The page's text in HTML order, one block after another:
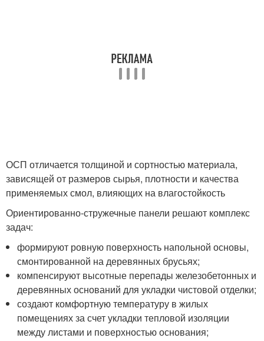
ОСП отличается толщиной и сортностью материала,
зависящей от размеров сырья, плотности и качества
применяемых смол, влияющих на влагостойкость
Ориентированно-стружечные панели решают комплекс
задач:
формируют ровную поверхность напольной основы,
смонтированной на деревянных брусьях;
компенсируют высотные перепады железобетонных и
деревянных оснований для укладки чистовой отделки;
создают комфортную температуру в жилых
помещениях за счет укладки тепловой изоляции
между листами и поверхностью основания;